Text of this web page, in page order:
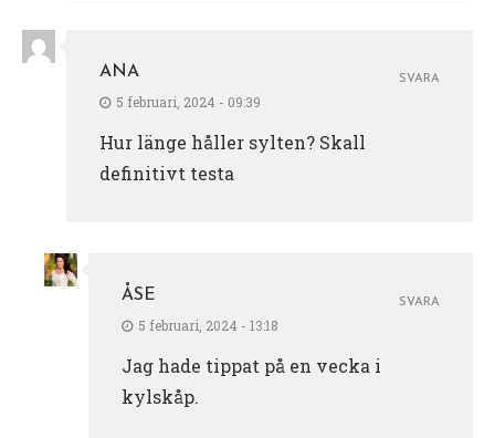
ANA
5 februari, 2024 - 09:39
Hur länge håller sylten? Skall
definitivt testa
SVARA
ÅSE
5 februari, 2024 - 13:18
Jag hade tippat på en vecka i
kylskåp.
SVARA